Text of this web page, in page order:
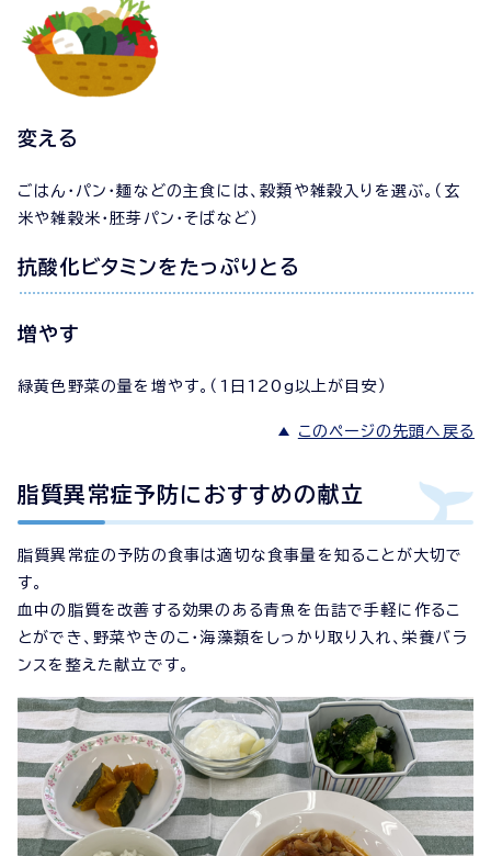
変える
ごはん・パン・麺などの主食には、穀類や雑穀入りを選ぶ。（玄
米や雑穀米・胚芽パン・そばなど）
抗酸化ビタミンをたっぷりとる
増やす
緑黄色野菜の量を増やす。（1日120g以上が目安）
このページの先頭へ戻る
脂質異常症予防におすすめの献立
脂質異常症の予防の食事は適切な食事量を知ることが大切で
す。
血中の脂質を改善する効果のある青魚を缶詰で手軽に作るこ
とができ、野菜やきのこ・海藻類をしっかり取り入れ、栄養バラ
ンスを整えた献立です。